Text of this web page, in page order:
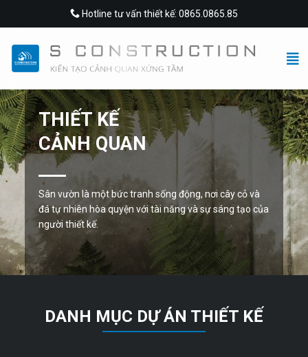
to
content
Hotline tư vấn thiết kế: 0865.0865.85
THIẾT KẾ
CẢNH QUAN
Sân vườn là một bức tranh sống động, nơi cây cỏ và
đá tự nhiên hòa quyện với tài năng và sự sáng tạo của
người thiết kế.
DANH MỤC DỰ ÁN THIẾT KẾ